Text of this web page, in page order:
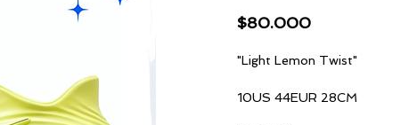
$80.000Precio
"Light Lemon Twist"
10US 44EUR 28CM